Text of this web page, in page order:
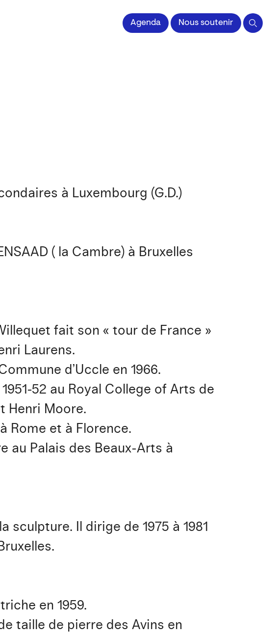
Agenda Nous soutenir
à Luxembourg (G.D.)
( la Cambre) à Bruxelles
fait son « tour de France »
Laurens.
d’Uccle en 1966.
52 au Royal College of Arts de
Henri Moore.
Rome et à Florence.
au Palais des Beaux-Arts à
sculpture. Il dirige de 1975 à 1981
en 1959.
taille de pierre des Avins en